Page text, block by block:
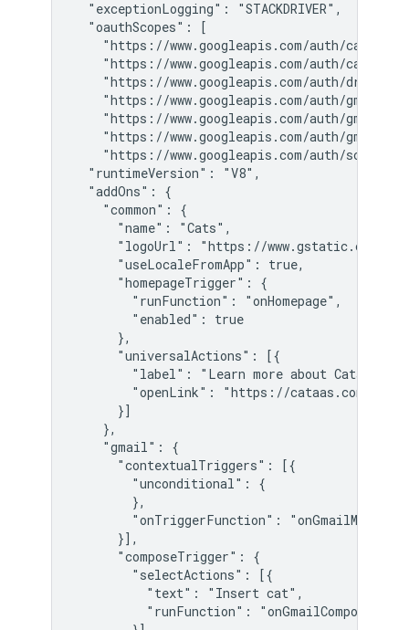
  "exceptionLogging": "STACKDRIVER",
  "oauthScopes": [
"https://www.googleapis.com/auth/
"https://www.googleapis.com/auth/
"https://www.googleapis.com/auth/
"https://www.googleapis.com/auth/
"https://www.googleapis.com/auth/
"https://www.googleapis.com/auth/
"https://www.googleapis.com/auth/
  "runtimeVersion": "V8",
  "addOns": {
    "common": {
      "name": "Cats",
"logoUrl": "https://www.gstatic.com/
      "useLocaleFromApp": true,
      "homepageTrigger": {
        "runFunction": "onHomepage",
        "enabled": true
      },
      "universalActions": [{
        "label": "Learn more about Cataas",
        "openLink": "https://cataas.com"
      }]
    },
    "gmail": {
      "contextualTriggers": [{
        "unconditional": {
        },
        "onTriggerFunction": "onGmailMessage"
      }],
      "composeTrigger": {
        "selectActions": [{
          "text": "Insert cat",
          "runFunction": "onGmailCompose"